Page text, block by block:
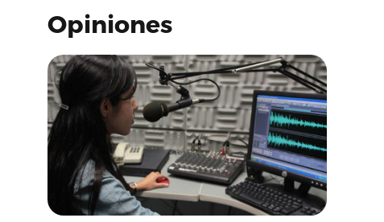
Opiniones